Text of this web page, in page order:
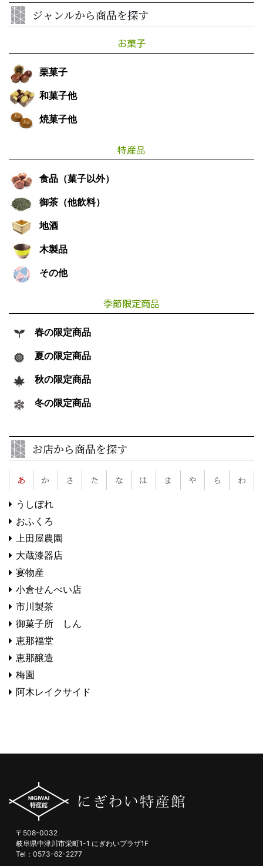
ジャンルから商品を探す
お菓子
栗菓子
和菓子他
焼菓子他
特産品
食品（菓子以外）
御茶（他飲料）
地酒
木製品
その他
季節限定商品
春の限定商品
夏の限定商品
秋の限定商品
冬の限定商品
お店から商品を探す
あ か さ た な は ま や ら わ
うしぼれ
おふくろ
上田屋農園
大蔵漆器店
宴物産
小倉せんべい店
市川製茶
御菓子所 しん
恵那福堂
恵那醸造
梅園
阿木レイクサイド
〒508-0032
岐阜県中津川市栄町1-1 にぎわいプラザ1F
Tel：0573-62-2277